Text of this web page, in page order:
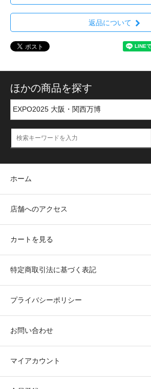
返品について
ほかの商品を探す
ホーム
店舗へのアクセス
カートを見る
特定商取引法に基づく表記
プライバシーポリシー
お問い合わせ
マイアカウント